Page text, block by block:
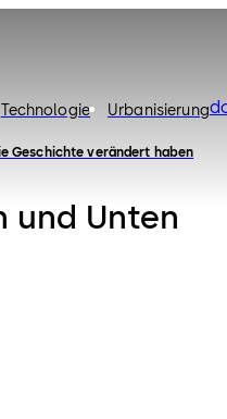
Technologie Urbanisierung
Geschichte verändert haben
und Unten